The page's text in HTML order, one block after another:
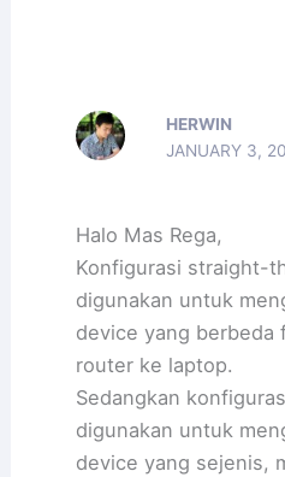
HERWIN
JANUARY 3,
Halo Mas Rega,
Konfigurasi straight-
digunakan untuk
device yang berbeda
router ke laptop.
Sedangkan
digunakan untuk
device yang sejenis,